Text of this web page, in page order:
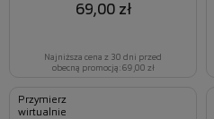
69,00 zł
Najniższa cena z 30 dni przed
obecną promocją: 69,00 zł
Przymierz
wirtualnie